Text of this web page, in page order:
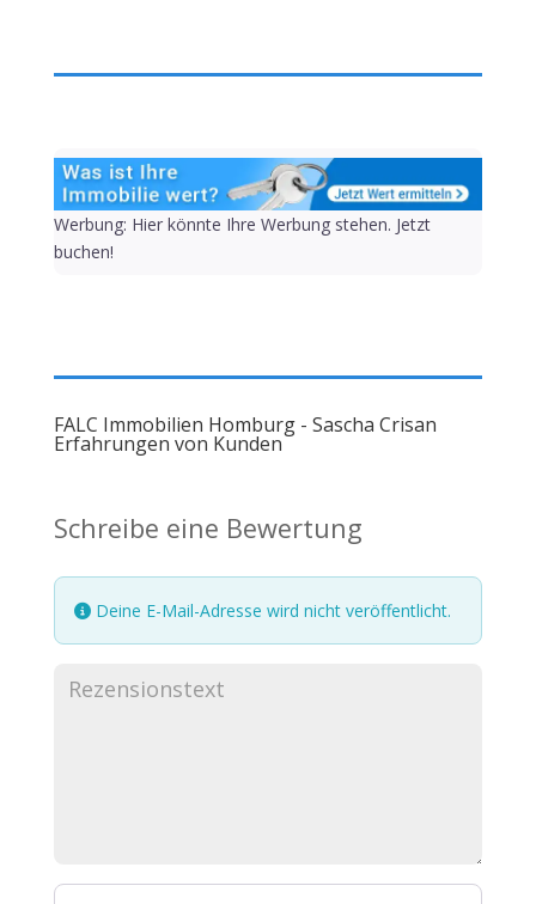
Werbung: Hier könnte Ihre Werbung stehen. Jetzt
buchen!
FALC Immobilien Homburg - Sascha Crisan
Erfahrungen von Kunden
Schreibe eine Bewertung
Deine E-Mail-Adresse wird nicht veröffentlicht.